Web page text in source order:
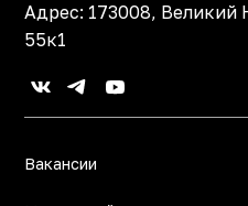
Адрес: 173008, Великий
55к1
Вакансии